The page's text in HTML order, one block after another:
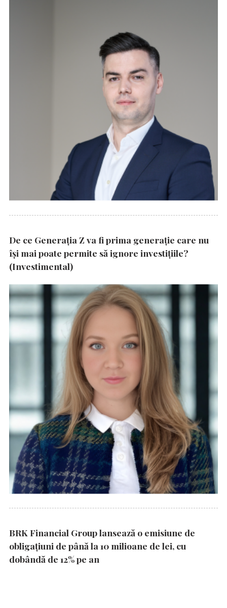
De ce Generația Z va fi prima generație care nu
își mai poate permite să ignore investițiile?
(Investimental)
BRK Financial Group lansează o emisiune de
obligațiuni de până la 10 milioane de lei, cu
dobândă de 12% pe an